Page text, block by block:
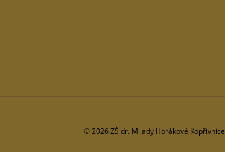
© 2026 ZŠ dr. Milady Horákové Kopřivnice